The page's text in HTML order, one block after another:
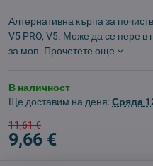
Алтернативна кърпа за
V5 PRO, V5. Може да се пере
за моп. Прочетете още
В наличност
Ще доставим на деня:Сряда
11,61 €
9,66 €